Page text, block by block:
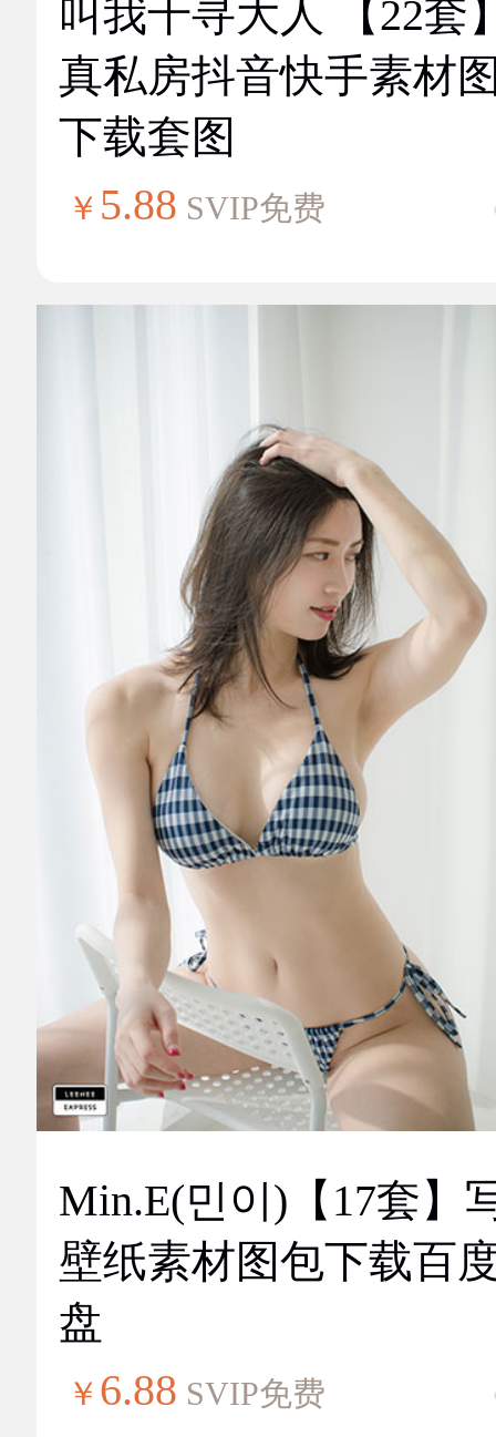
叫我千寻大人 【22套
真私房抖音快手素材
下载套图
￥ 5.88 SVIP免费
Min.E(민이)【17套】
壁纸素材图包下载百
盘
￥ 6.88 SVIP免费